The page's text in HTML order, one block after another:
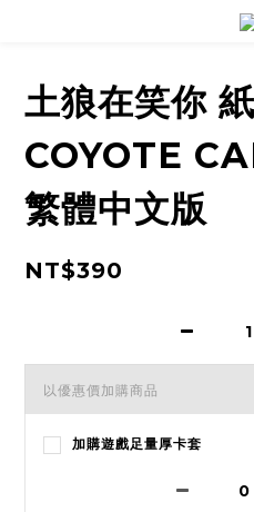
土狼在笑你
COYOTE
繁體中文版
NT$390
以優惠價加購商品
加購遊戲足量厚卡套